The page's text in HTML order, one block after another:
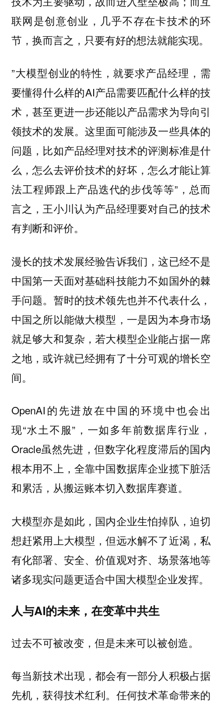
联网是创意创业，几乎不存在卡技术的环
节，换而言之，只要有好的想法就能实现。
”大模型创业的特性，就要求产品经理，需
要懂得什么样的AI产品需要匹配什么样的技
术，甚至更进一步还能以产品需求为导向引
领技术的发展。这里面可能涉及一些具体的
问题，比如产品经理对技术的评测标准是什
么，怎么去评价技术的好坏，怎么才能让算
法工程师跟上产品迭代的步伐等等”，总而
言之，王小川认为产品经理要对自己的技术
有判断和评价。
漫长的技术发展经验告诉我们，这已经不是
中国第一天面对基础科技能力不如国外的棘
手问题。暂时的技术领先也并不代表什么，
中国之所以能做大模型，一是因为本身市场
就足够大和复杂，若大模型企业能占据一席
之地，或许就已经拥有了十分可观的增长空
间。
OpenAI的先进放在中国的环境中也会出
现“水土不服”，一如多年前数据库行业，
Oracle虽然先进，但数字化程度滞后的国内
根本用不上，全靠中国数据库企业揽下脏活
和累活，从搬运账本切入数据库赛道。
大模型亦是如此，国内企业生怕掉队，迫切
想赶紧用上大模型，但远水解不了近渴，私
有化部署、安全、价值观对齐、场景落地等
诸多现实问题更适合中国大模型企业发挥。
人与AI的未来，在变革中共生
过去不可被改变，但是未来可以被创造。
每当新技术出现，都会有一部分人积极占据
先机，获得技术红利。任何技术革命带来的